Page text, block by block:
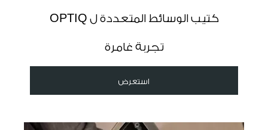
كتيب الوسائط المتعددة ل OPTIQ
تجربة غامرة
استعرض